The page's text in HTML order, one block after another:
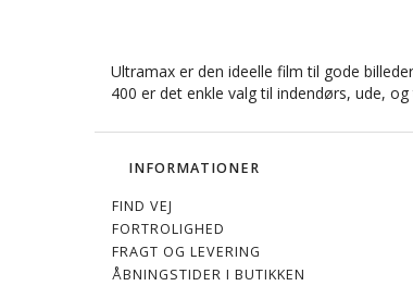
Ultramax er den ideelle film til gode
400 er det enkle valg til indendørs, ude,
INFORMATIONER
FIND VEJ
FORTROLIGHED
FRAGT OG LEVERING
ÅBNINGSTIDER I BUTIKKEN